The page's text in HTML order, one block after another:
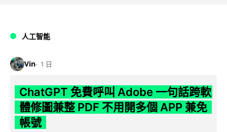
人工智能
Vin 1 日
ChatGPT 免費呼叫 Adobe 一句話跨軟
體修圖兼整 PDF 不用開多個 APP 兼免
帳號